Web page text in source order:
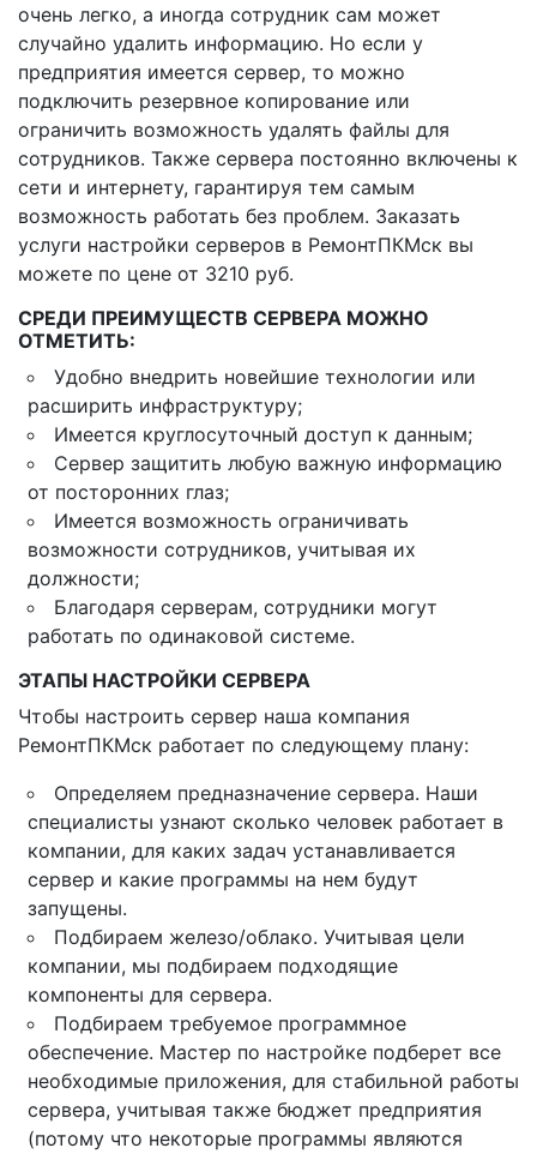
очень легко, а иногда сотрудник сам может
случайно удалить информацию. Но если у
предприятия имеется сервер, то можно
подключить резервное копирование или
ограничить возможность удалять файлы для
сотрудников. Также сервера постоянно включены к
сети и интернету, гарантируя тем самым
возможность работать без проблем. Заказать
услуги настройки серверов в РемонтПКМск вы
можете по цене от 3210 руб.
СРЕДИ ПРЕИМУЩЕСТВ СЕРВЕРА МОЖНО
ОТМЕТИТЬ:
Удобно внедрить новейшие технологии или
расширить инфраструктуру;
Имеется круглосуточный доступ к данным;
Сервер защитить любую важную информацию
от посторонних глаз;
Имеется возможность ограничивать
возможности сотрудников, учитывая их
должности;
Благодаря серверам, сотрудники могут
работать по одинаковой системе.
ЭТАПЫ НАСТРОЙКИ СЕРВЕРА
Чтобы настроить сервер наша компания
РемонтПКМск работает по следующему плану:
Определяем предназначение сервера. Наши
специалисты узнают сколько человек работает в
компании, для каких задач устанавливается
сервер и какие программы на нем будут
запущены.
Подбираем железо/облако. Учитывая цели
компании, мы подбираем подходящие
компоненты для сервера.
Подбираем требуемое программное
обеспечение. Мастер по настройке подберет все
необходимые приложения, для стабильной работы
сервера, учитывая также бюджет предприятия
(потому что некоторые программы являются